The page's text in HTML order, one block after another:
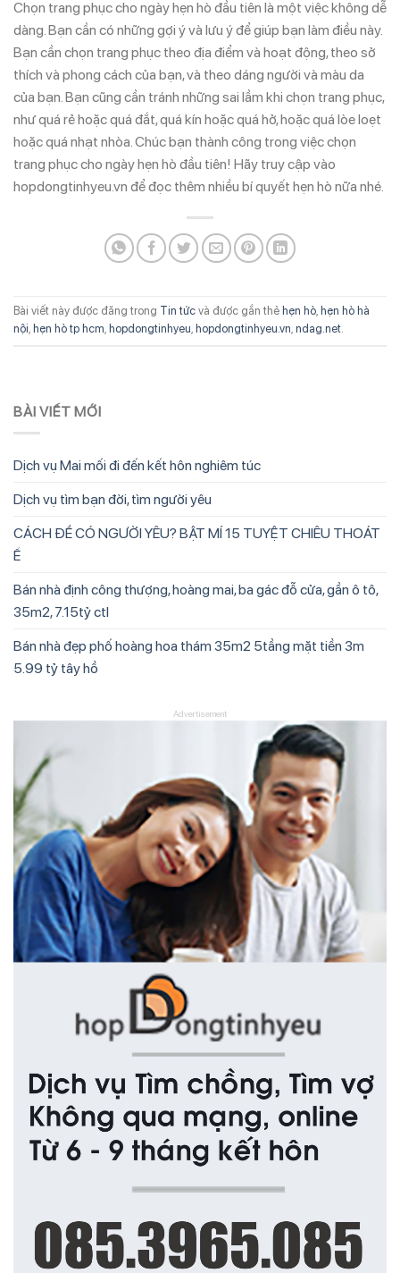
Chọn trang phục cho ngày hẹn hò đầu tiên là một việc không dễ
dàng. Bạn cần có những gợi ý và lưu ý để giúp bạn làm điều này.
Bạn cần chọn trang phục theo địa điểm và hoạt động, theo sở
thích và phong cách của bạn, và theo dáng người và màu da
của bạn. Bạn cũng cần tránh những sai lầm khi chọn trang phục,
như quá rẻ hoặc quá đắt, quá kín hoặc quá hở, hoặc quá lòe loẹt
hoặc quá nhạt nhòa. Chúc bạn thành công trong việc chọn
trang phục cho ngày hẹn hò đầu tiên! Hãy truy cập vào
hopdongtinhyeu.vn để đọc thêm nhiều bí quyết hẹn hò nữa nhé.
Bài viết này được đăng trong Tin tức và được gắn thẻ hẹn hò, hẹn hò hà
nội, hẹn hò tp hcm, hopdongtinhyeu, hopdongtinhyeu.vn, ndag.net.
BÀI VIẾT MỚI
Dịch vụ Mai mối đi đến kết hôn nghiêm túc
Dịch vụ tìm bạn đời, tìm người yêu
CÁCH ĐỂ CÓ NGƯỜI YÊU? BẬT MÍ 15 TUYỆT CHIÊU THOÁT
Ế
Bán nhà định công thượng, hoàng mai, ba gác đỗ cửa, gần ô tô,
35m2, 7.15tỷ ctl
Bán nhà đẹp phố hoàng hoa thám 35m2 5tầng mặt tiền 3m
5.99 tỷ tây hồ
Advertisement